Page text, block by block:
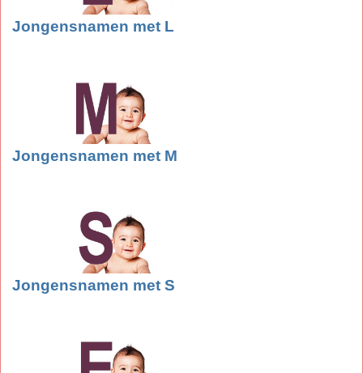
Jongensnamen met L
Jongensnamen met M
Jongensnamen met S